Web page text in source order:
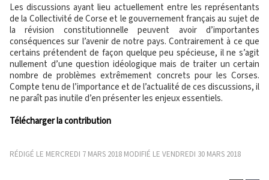
Les discussions ayant lieu actuellement entre les représentants
de la Collectivité de Corse et le gouvernement français au sujet de
la révision constitutionnelle peuvent avoir d’importantes
conséquences sur l’avenir de notre pays. Contrairement à ce que
certains prétendent de façon quelque peu spécieuse, il ne s’agit
nullement d’une question idéologique mais de traiter un certain
nombre de problèmes extrêmement concrets pour les Corses.
Compte tenu de l’importance et de l’actualité de ces discussions, il
ne paraît pas inutile d’en présenter les enjeux essentiels.
Télécharger la contribution
RÉDIGÉ LE MERCREDI 7 MARS 2018 MODIFIÉ LE VENDREDI 30 MARS 2018